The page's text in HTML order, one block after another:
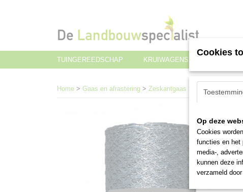
TUINGEREEDSCHAP
KRUIWAGENS EN TRANSPORT
Home > Gaas en afrastering > Zeskantgaas > Zeskantgaas
Cookies
Op deze
Cookies
functies en het
media-,
kunnen deze
verzameld